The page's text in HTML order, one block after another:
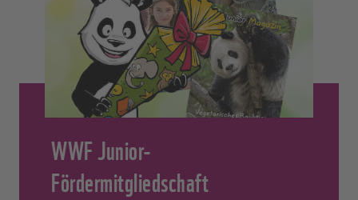
WWF Junior-
Fördermitgliedschaft